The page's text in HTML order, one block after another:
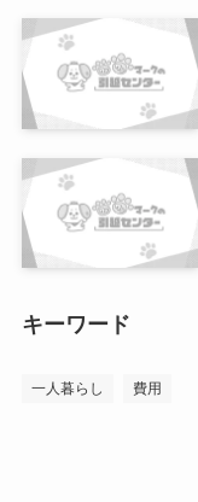
キーワード
一人暮らし 費用